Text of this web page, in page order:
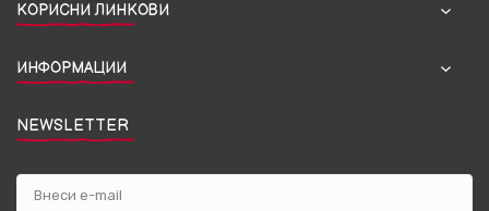
КОРИСНИ ЛИНКОВИ
ИНФОРМАЦИИ
NEWSLETTER